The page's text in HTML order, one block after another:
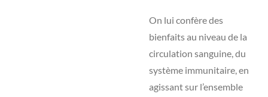
On lui confère des
bienfaits au niveau de la
circulation sanguine, du
système immunitaire, en
agissant sur l’ensemble